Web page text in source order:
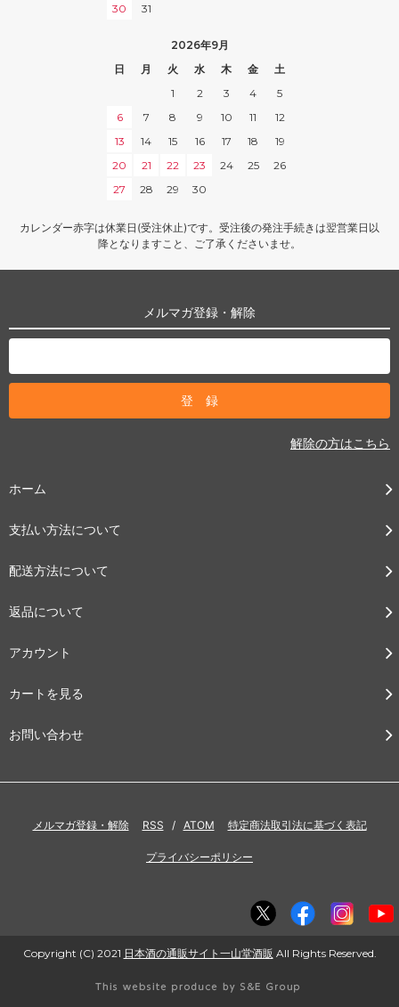
30
31
2026年9月
日
月 火 水 木 金
土
1
2 3 4
5
6
7 8 9 10 11
12
13
14 15 16 17 18
19
20
21 22 23 24 25
26
27
28 29 30
カレンダー赤字は休業日(受注休止)です。受注後の発注手続きは翌営業日以
降となりますこと、ご了承くださいませ。
メルマガ登録・解除
解除の方はこちら
ホーム
支払い方法について
配送方法について
返品について
アカウント
カートを見る
お問い合わせ
メルマガ登録・解除 RSS / ATOM 特定商法取引法に基づく表記
プライバシーポリシー
Copyright (C) 2021 日本酒の通販サイト一山堂酒販 All Rights Reserved.